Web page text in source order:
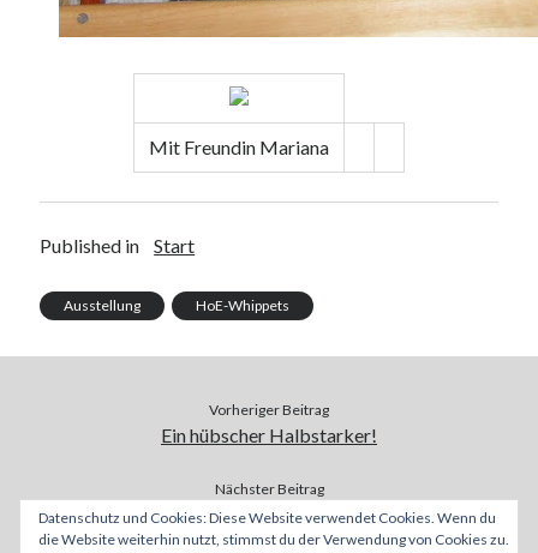
Mit Freundin Mariana
Published in Start
Ausstellung HoE-Whippets
Vorheriger Beitrag
Ein hübscher Halbstarker!
Nächster Beitrag
Ausstellungsergebnisse 2013: Ch. Montague High on
Emotion
Datenschutz und Cookies: Diese Website verwendet Cookies. Wenn du
die Website weiterhin nutzt, stimmst du der Verwendung von Cookies zu.